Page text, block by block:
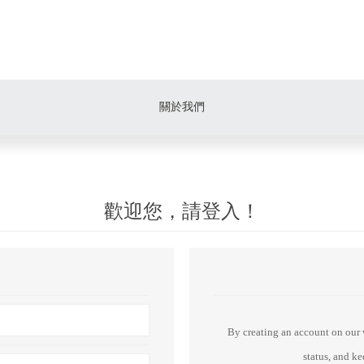
關於我們
歡迎您，請登入！
By creating an account on our
status, and